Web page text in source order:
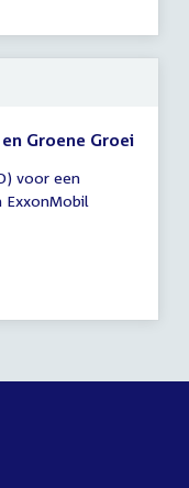
Groene Groei
voor een
ExxonMobil